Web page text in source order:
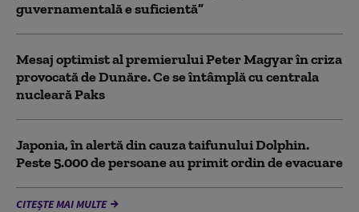
guvernamentală e suficientă”
Mesaj optimist al premierului Peter Magyar în criza
provocată de Dunăre. Ce se întâmplă cu centrala
nucleară Paks
Japonia, în alertă din cauza taifunului Dolphin.
Peste 5.000 de persoane au primit ordin de evacuare
CITEȘTE MAI MULTE